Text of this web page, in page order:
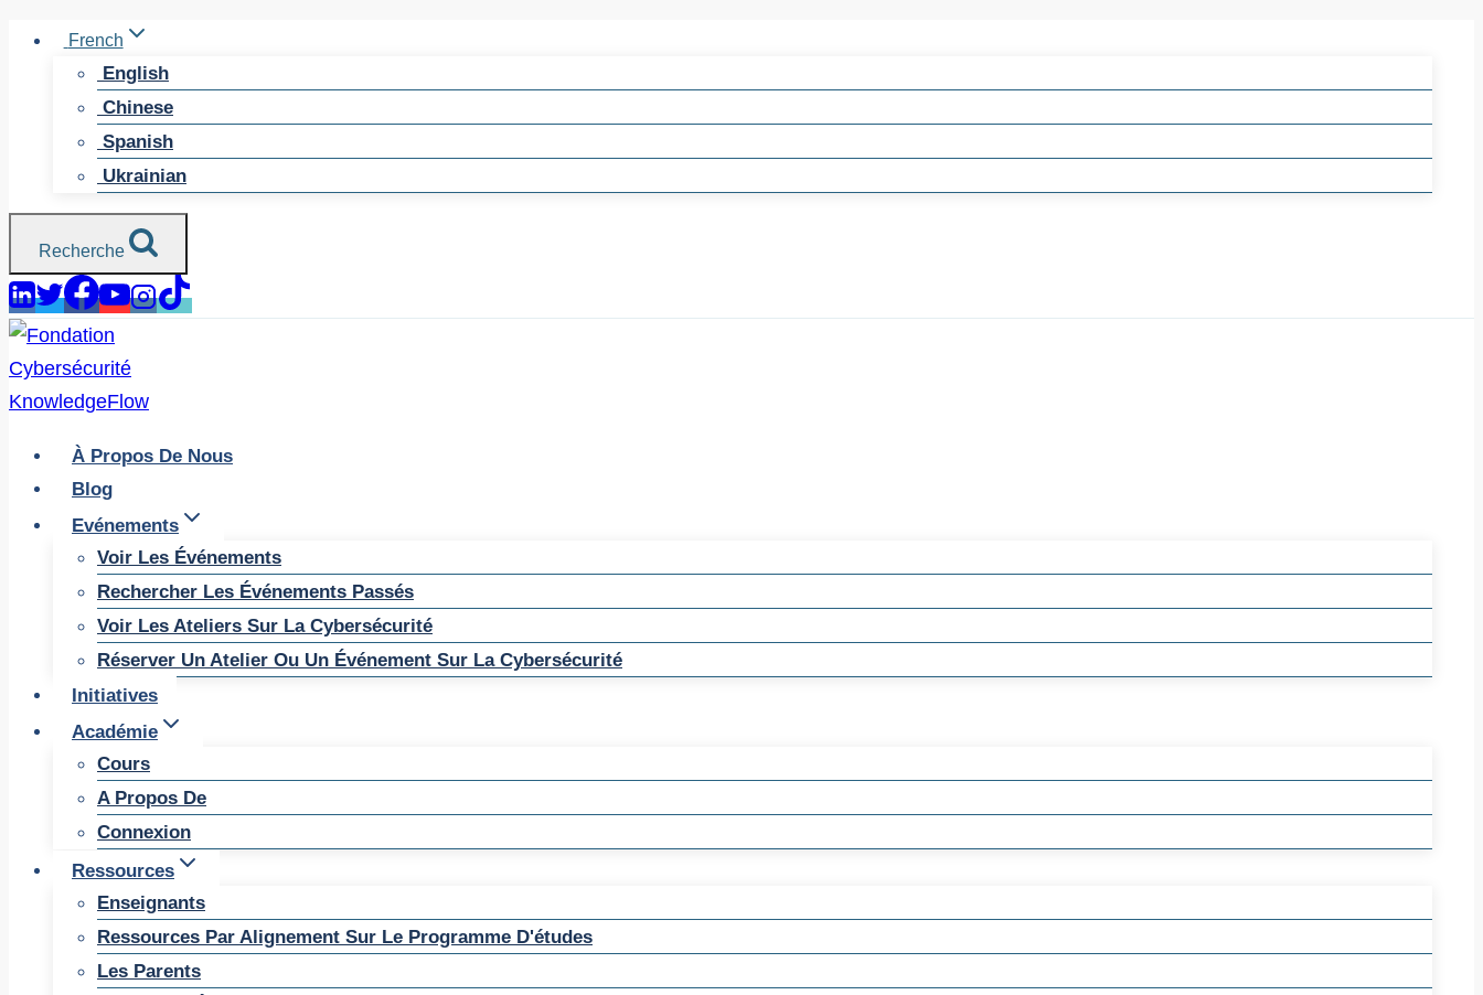
Skip
French
English
Chinese
Spanish
Ukrainian
Recherche
À Propos De Nous
Blog
Evénements
Voir Les Événements
Rechercher Les Événements Passés
Voir Les Ateliers Sur La Cybersécurité
Réserver Un Atelier Ou Un Événement Sur La Cybersécurité
Initiatives
Académie
Cours
A Propos De
Connexion
Ressources
Enseignants
Ressources Par Alignement Sur Le Programme D'études
Les Parents